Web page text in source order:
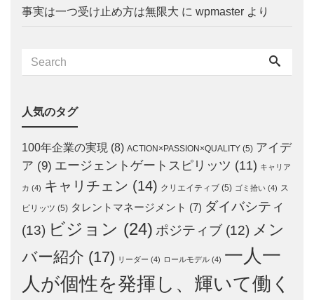
事実は一つ受け止め方は無限大 に wpmaster より
人気のタグ
100年企業の実現 (8) ACTION×PASSION×QUALITY (5) アイデ
ア (9) エージェントゲートスピリッツ (11) キャリア
カ (4) キャリチェン (14) クリエイティブ (5) ゴミ拾い (4) ス
ピリッツ (5) タレントマネージメント (7) ダイバシティ
(13) ビジョン (24) ポジティブ(12) メン
バー紹介 (17) リーダー (4) ロールモデル (4) 一人一
人が個性を発揮し、輝いて働く